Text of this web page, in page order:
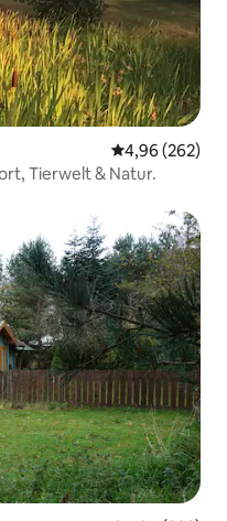
4,96 (262)
Tierwelt & Natur.